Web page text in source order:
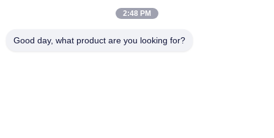
160T rubber het Vulcaniseren Persmachine Rubber Enige het
2:48 PM
Good day, what product are you looking for?